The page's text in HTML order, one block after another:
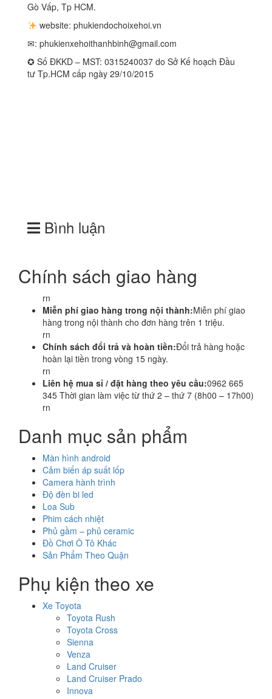
Gò Vấp, Tp HCM.
website: phukiendochoixehoi.vn
✉: phukienxehoithanhbinh@gmail.com
✪ Số ĐKKD – MST: 0315240037 do Sở Kế hoạch Đầu
tư Tp.HCM cấp ngày 29/10/2015
Bình luận
Chính sách giao hàng
rn
Miễn phí giao hàng trong nội thành:Miễn phí giao
hàng trong nội thành cho đơn hàng trên 1 triệu.
rn
Chính sách đổi trả và hoàn tiền:Đổi trả hàng hoặc
hoàn lại tiền trong vòng 15 ngày.
rn
Liên hệ mua sỉ / đặt hàng theo yêu cầu:0962 665
345 Thời gian làm việc từ thứ 2 – thứ 7 (8h00 – 17h00)
rn
Danh mục sản phẩm
Màn hình android
Cảm biến áp suất lốp
Camera hành trình
Độ đèn bi led
Loa Sub
Phim cách nhiệt
Phủ gầm – phủ ceramic
Đồ Chơi Ô Tô Khác
Sản Phẩm Theo Quận
Phụ kiện theo xe
Xe Toyota
Toyota Rush
Toyota Cross
Sienna
Venza
Land Cruiser
Land Cruiser Prado
Innova